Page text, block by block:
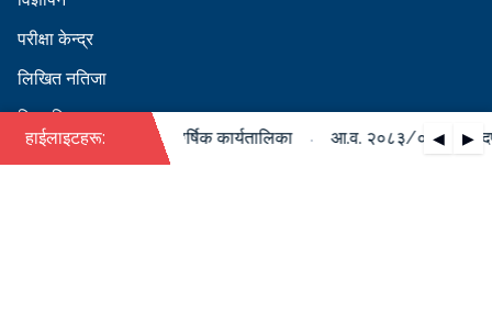
परीक्षा केन्द्र
लिखित नतिजा
सिफारिस
हाईलाइटहरू: ◀ ▶
को पदपूर्ति सम्बन्धी वार्षिक कार्यतालिका आ.व. २०८३/०८४ को